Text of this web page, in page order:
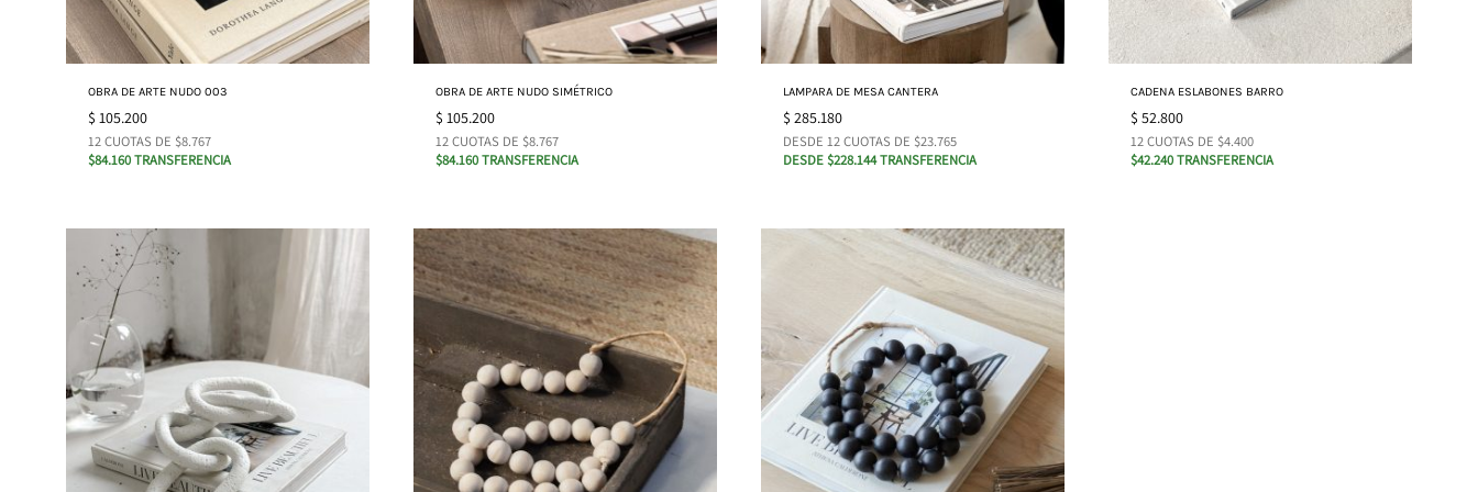
OBRA DE ARTE NUDO 003
$ 105.200
12 CUOTAS DE $8.767
$84.160 TRANSFERENCIA
OBRA DE ARTE NUDO SIMÉTRICO
$ 105.200
12 CUOTAS DE $8.767
$84.160 TRANSFERENCIA
LAMPARA DE MESA CANTERA
$ 285.180
DESDE 12 CUOTAS DE $23.765
DESDE $228.144 TRANSFERENCIA
CADENA ESLABONES BARRO
$ 52.800
12 CUOTAS DE $4.400
$42.240 TRANSFERENCIA